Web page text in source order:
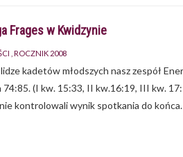
Frages w Kwidzynie
ROCZNIK 2008
kadetów młodszych nasz zespół
(I kw. 15:33, II kw.16:19, III kw.
kontrolowali wynik spotkania do końca.